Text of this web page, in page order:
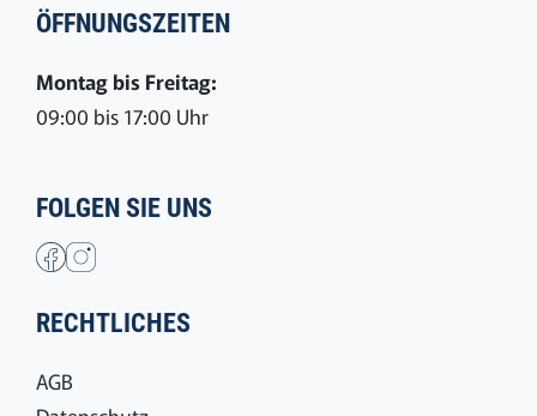
ÖFFNUNGSZEITEN
Montag bis Freitag:
09:00 bis 17:00 Uhr
FOLGEN SIE UNS
RECHTLICHES
AGB